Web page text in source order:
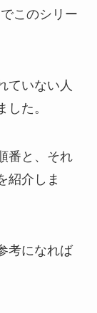
でこのシリー
ていない人
た。
番と、それ
紹介しま
考になれば